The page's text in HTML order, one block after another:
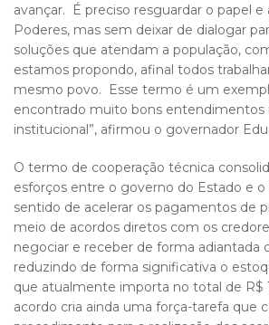
avançar. É preciso resguardar o papel
Poderes, mas sem deixar de dialogar
soluções que atendam a população,
estamos propondo, afinal todos
mesmo povo. Esse termo é um
encontrado muito bons entendimentos
institucional”, afirmou o governador
O termo de cooperação técnica
esforços entre o governo do Estado e o
sentido de acelerar os pagamentos de
meio de acordos diretos com os
negociar e receber de forma adiantada
reduzindo de forma significativa o
que atualmente importa no total de R$
acordo cria ainda uma força-tarefa que